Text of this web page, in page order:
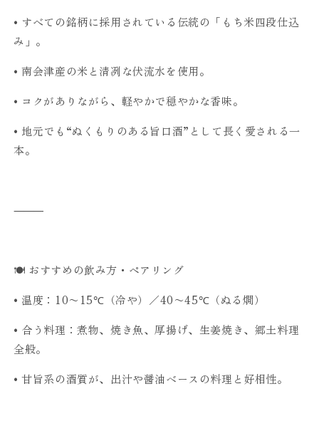
• すべての銘柄に採用されている伝統の「もち米四段仕込
み」。
• 南会津産の米と清冽な伏流水を使用。
• コクがありながら、軽やかで穏やかな香味。
• 地元でも“ぬくもりのある旨口酒”として長く愛される一
本。
⸻
🍽 おすすめの飲み方・ペアリング
• 温度：10〜15℃（冷や）／40〜45℃（ぬる燗）
• 合う料理：煮物、焼き魚、厚揚げ、生姜焼き、郷土料理
全般。
• 甘旨系の酒質が、出汁や醤油ベースの料理と好相性。